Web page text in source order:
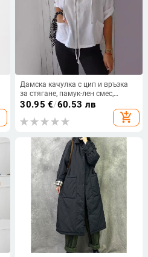
Дамска качулка с цип и връзка
за стягане, памук-лен смес,
свободна кройка, дълги ръкави
30.95 €/60.53 лв
add_shopping_cart